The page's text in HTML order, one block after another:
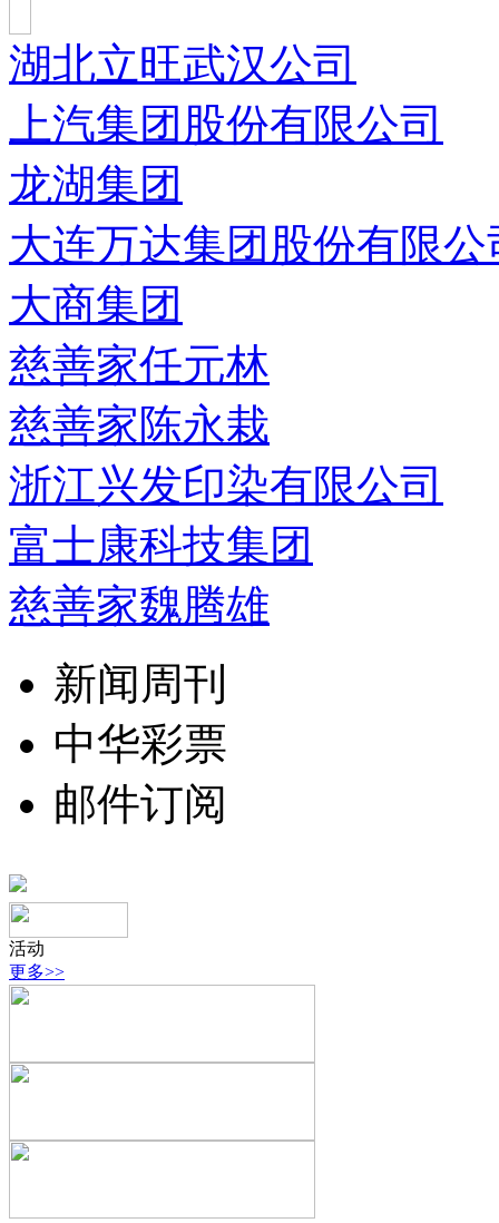
湖北立旺武汉公司
上汽集团股份有限公司
龙湖集团
大连万达集团股份有限公
大商集团
慈善家任元林
慈善家陈永栽
浙江兴发印染有限公司
富士康科技集团
慈善家魏腾雄
新闻周刊
中华彩票
邮件订阅
活动
更多>>